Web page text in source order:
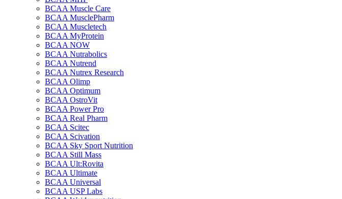
BCAA Muscle Care
BCAA MusclePharm
BCAA Muscletech
BCAA MyProtein
BCAA NOW
BCAA Nutrabolics
BCAA Nutrend
BCAA Nutrex Research
BCAA Olimp
BCAA Optimum
BCAA OstroVit
BCAA Power Pro
BCAA Real Pharm
BCAA Scitec
BCAA Scivation
BCAA Sky Sport Nutrition
BCAA Still Mass
BCAA Ult:Rovita
BCAA Ultimate
BCAA Universal
BCAA USP Labs